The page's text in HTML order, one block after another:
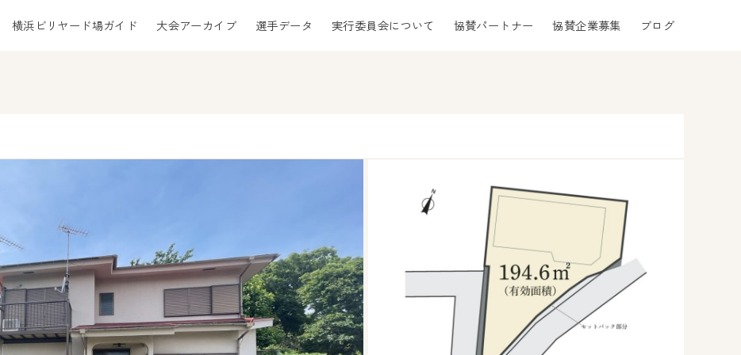
横浜ビリヤード場ガイド 大会アーカイブ 選手データ 実行委員会について 協賛パートナー 協賛企業募集 ブログ